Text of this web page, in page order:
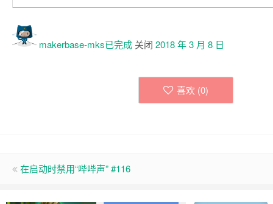
makerbase-mks已完成 关闭 2018 年 3 月 8 日
喜欢 (0)
在启动时禁用“哔哔声” #116